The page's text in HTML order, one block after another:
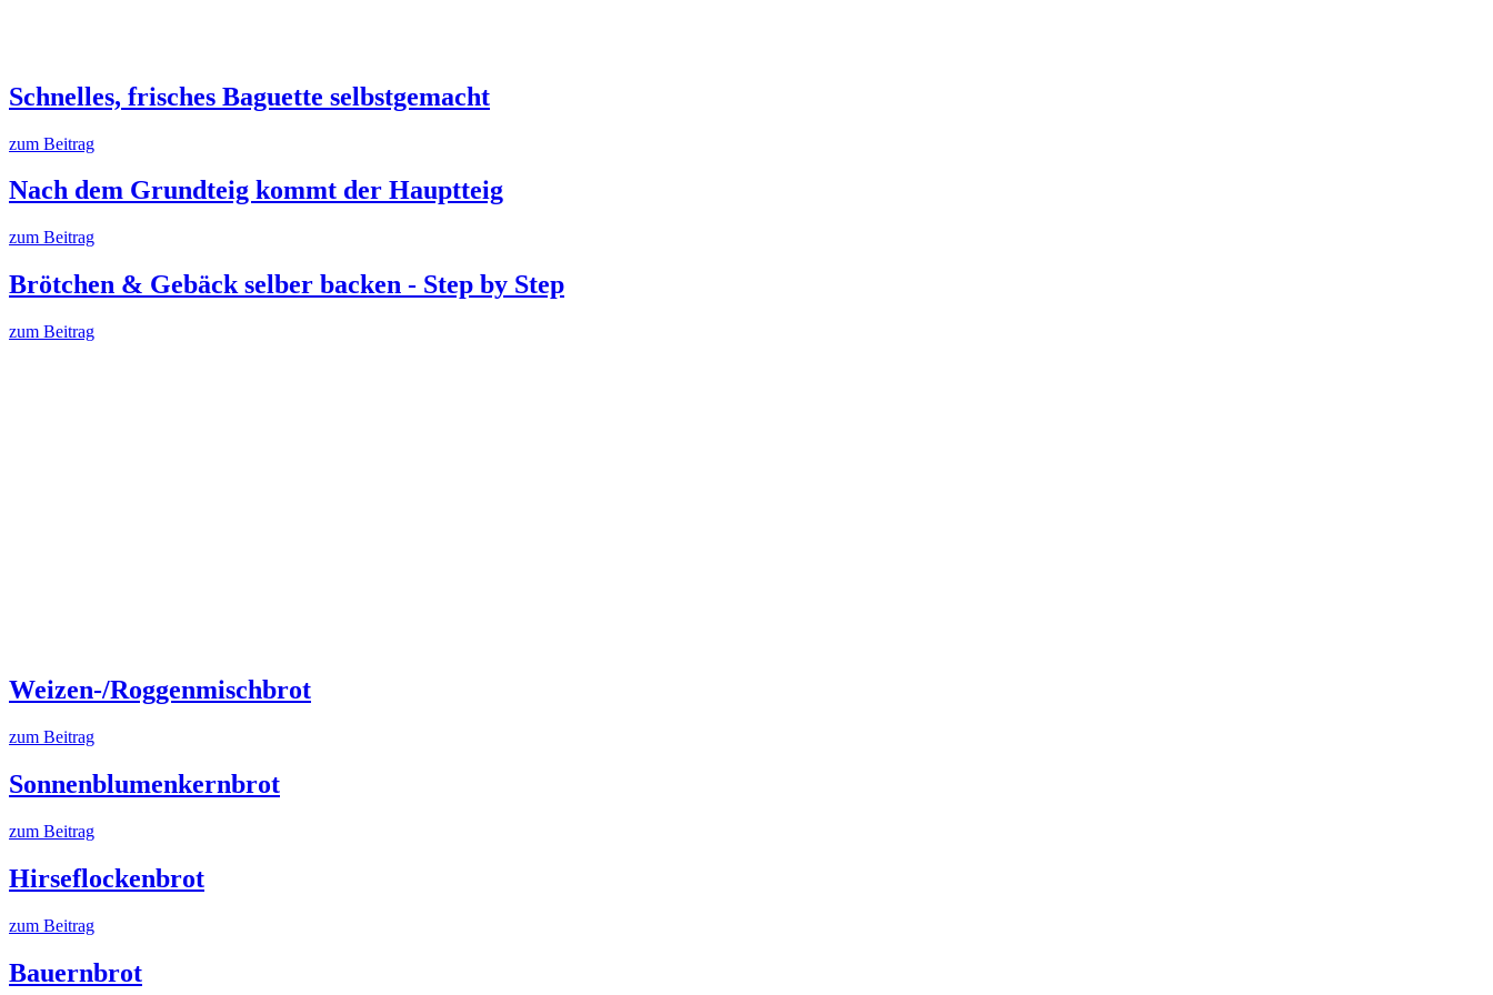
Schnelles, frisches Baguette selbstgemacht
zum Beitrag
Nach dem Grundteig kommt der Hauptteig
zum Beitrag
Brötchen & Gebäck selber backen - Step by Step
zum Beitrag
Weizen-/Roggenmischbrot
zum Beitrag
Sonnenblumenkernbrot
zum Beitrag
Hirseflockenbrot
zum Beitrag
Bauernbrot